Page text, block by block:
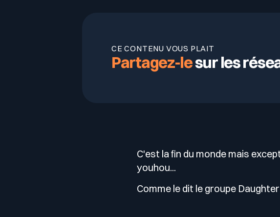
CE CONTENU VOUS PLAIT
Partagez-lesur les
C'est la fin du monde mais
youhou...
Comme le dit le groupe